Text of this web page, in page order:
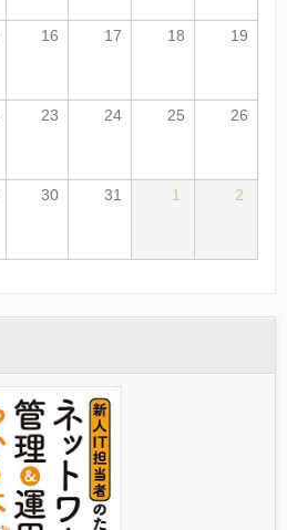
16 17 18 19
23 24 25 26
30 31 1 2